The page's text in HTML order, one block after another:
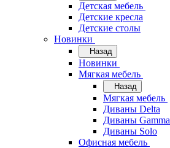
Детская мебель
Детские кресла
Детские столы
Новинки
Назад
Новинки
Мягкая мебель
Назад
Мягкая мебель
Диваны Delta
Диваны Gamma
Диваны Solo
Офисная мебель